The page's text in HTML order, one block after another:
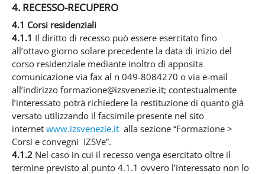
4. RECESSO-RECUPERO
4.1 Corsi residenziali
4.1.1 Il diritto di recesso può essere esercitato fino
all’ottavo giorno solare precedente la data di inizio del
corso residenziale mediante inoltro di apposita
comunicazione via fax al n 049-8084270 o via e-mail
all’indirizzo formazione@izsvenezie.it; contestualmente
l’interessato potrà richiedere la restituzione di quanto già
versato utilizzando il facsimile presente nel sito
internet www.izsvenezie.it alla sezione “Formazione >
Corsi e convegni IZSVe”.
4.1.2 Nel caso in cui il recesso venga esercitato oltre il
termine previsto al punto 4.1.1 ovvero l’interessato non lo